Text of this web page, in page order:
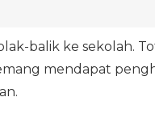
balik ke sekolah.
mendapat